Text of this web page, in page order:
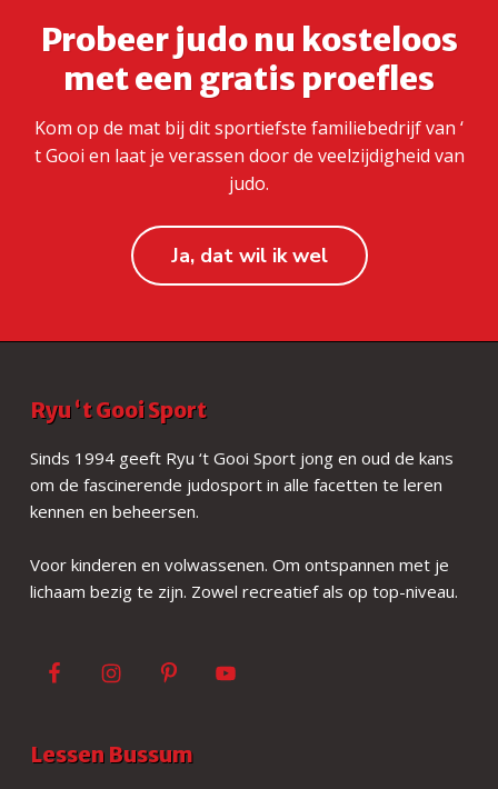
Probeer judo nu kosteloos
met een gratis proefles
Kom op de mat bij dit sportiefste familiebedrijf van ‘
t Gooi en laat je verassen door de veelzijdigheid van
judo.
Ja, dat wil ik wel
Ryu ‘t Gooi Sport
Sinds 1994 geeft Ryu ‘t Gooi Sport jong en oud de kans
om de fascinerende judosport in alle facetten te leren
kennen en beheersen.
Voor kinderen en volwassenen. Om ontspannen met je
lichaam bezig te zijn. Zowel recreatief als op top-niveau.
Lessen Bussum